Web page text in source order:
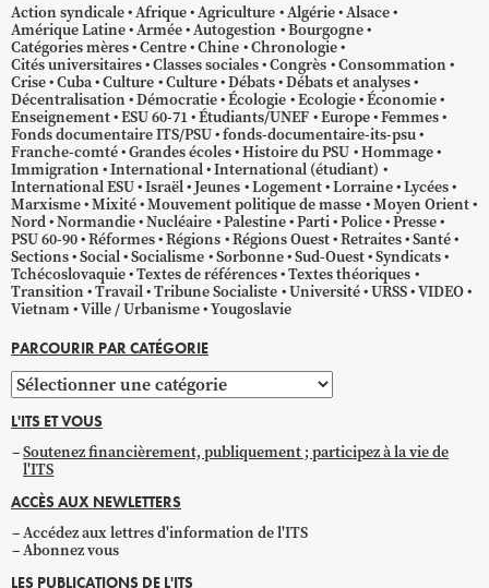
Action syndicale Afrique Agriculture Algérie Alsace
Amérique Latine Armée Autogestion
Bourgogne
Catégories mères Centre Chine Chronologie
Cités universitaires Classes sociales Congrès Consommation
Crise Cuba Culture Culture Débats Débats et analyses
Décentralisation Démocratie Écologie Ecologie Économie
Enseignement ESU 60-71 Étudiants/UNEF Europe Femmes
Fonds documentaire ITS/PSU fonds-documentaire-its-psu
Franche-comté Grandes écoles Histoire du PSU Hommage
Immigration International International (étudiant)
International ESU Israël Jeunes Logement Lorraine Lycées
Marxisme Mixité Mouvement politique de masse Moyen Orient
Nord Normandie Nucléaire Palestine Parti Police Presse
PSU 60-90 Réformes Régions Régions Ouest Retraites Santé
Sections Social Socialisme Sorbonne Sud-Ouest Syndicats
Tchécoslovaquie Textes de références Textes théoriques
Transition Travail Tribune Socialiste Université URSS VIDEO
Vietnam Ville / Urbanisme Yougoslavie
PARCOURIR PAR CATÉGORIE
Parcourir
par
catégorie
L'ITS ET VOUS
Soutenez financièrement, publiquement ; participez à la vie de
l'ITS
ACCÈS AUX NEWLETTERS
Accédez aux lettres d'information de l'ITS
Abonnez vous
LES PUBLICATIONS DE L'ITS